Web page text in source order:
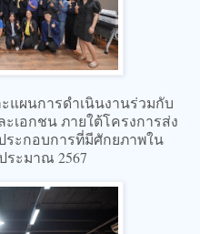
แผนการดำเนินงานร่วมกับ
เอกชน ภายใต้โครงการส่ง
ระกอบการที่มีศักยภาพใน
ระมาณ 2567